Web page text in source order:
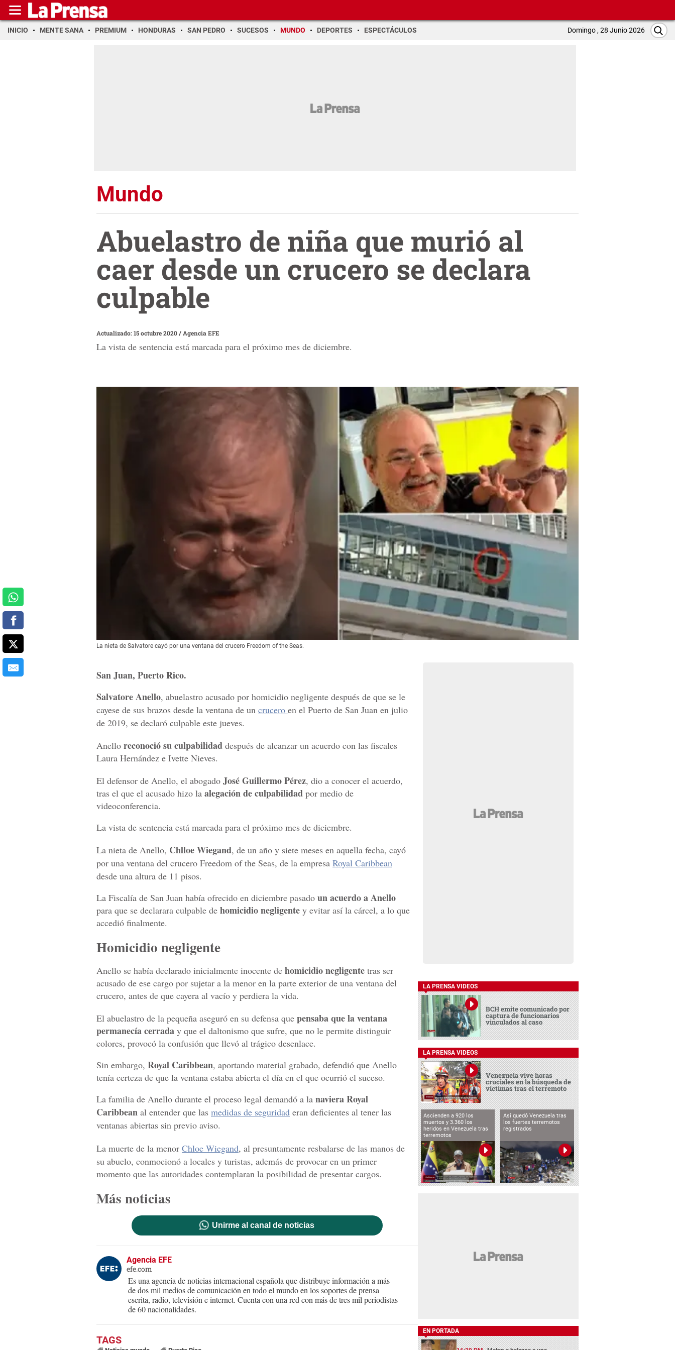
INICIO MENTE SANA PREMIUM HONDURAS SAN PEDRO SUCESOS MUNDO DEPORTES ESPECTÁCULOS Domingo , 28 Junio 2026
Mundo
Abuelastro de niña que murió al
caer desde un crucero se declara
culpable
Actualizado: 15 octubre 2020/ Agencia EFE
La vista de sentencia está marcada para el próximo mes de diciembre.
La nieta de Salvatore cayó por una ventana del crucero Freedom of the Seas.
San Juan, Puerto Rico.
Salvatore Anello, abuelastro acusado por homicidio negligente después de que se le
cayese de sus brazos desde la ventana de un crucero en el Puerto de San Juan en julio
de 2019, se declaró culpable este jueves.
Anello reconoció su culpabilidad después de alcanzar un acuerdo con las fiscales
Laura Hernández e Ivette Nieves.
El defensor de Anello, el abogado José Guillermo Pérez, dio a conocer el acuerdo,
tras el que el acusado hizo la alegación de culpabilidad por medio de
videoconferencia.
La vista de sentencia está marcada para el próximo mes de diciembre.
La nieta de Anello, Chlloe Wiegand, de un año y siete meses en aquella fecha, cayó
por una ventana del crucero Freedom of the Seas, de la empresa Royal Caribbean
desde una altura de 11 pisos.
La Fiscalía de San Juan había ofrecido en diciembre pasado un acuerdo a Anello
para que se declarara culpable de homicidio negligente y evitar así la cárcel, a lo que
accedió finalmente.
Homicidio negligente
Anello se había declarado inicialmente inocente de homicidio negligente tras ser
acusado de ese cargo por sujetar a la menor en la parte exterior de una ventana del
crucero, antes de que cayera al vacío y perdiera la vida.
El abuelastro de la pequeña aseguró en su defensa que pensaba que la ventana
permanecía cerrada y que el daltonismo que sufre, que no le permite distinguir
colores, provocó la confusión que llevó al trágico desenlace.
Sin embargo, Royal Caribbean, aportando material grabado, defendió que Anello
tenía certeza de que la ventana estaba abierta el día en el que ocurrió el suceso.
La familia de Anello durante el proceso legal demandó a la naviera Royal
Caribbean al entender que las medidas de seguridad eran deficientes al tener las
ventanas abiertas sin previo aviso.
La muerte de la menor Chloe Wiegand, al presuntamente resbalarse de las manos de
su abuelo, conmocionó a locales y turistas, además de provocar en un primer
momento que las autoridades contemplaran la posibilidad de presentar cargos.
Más noticias
Unirme al canal de noticias
Agencia EFE
efe.com
Es una agencia de noticias internacional española que distribuye información a más
de dos mil medios de comunicación en todo el mundo en los soportes de prensa
escrita, radio, televisión e internet. Cuenta con una red con más de tres mil periodistas
de 60 nacionalidades.
LA PRENSA VIDEOS
BCH emite comunicado por
captura de funcionarios
vinculados al caso
LA PRENSA VIDEOS
Venezuela vive horas
cruciales en la búsqueda de
víctimas tras el terremoto
Ascienden a 920 los
muertos y 3.360 los
heridos en Venezuela tras
terremotos
Así quedó Venezuela tras
los fuertes terremotos
registrados
EN PORTADA